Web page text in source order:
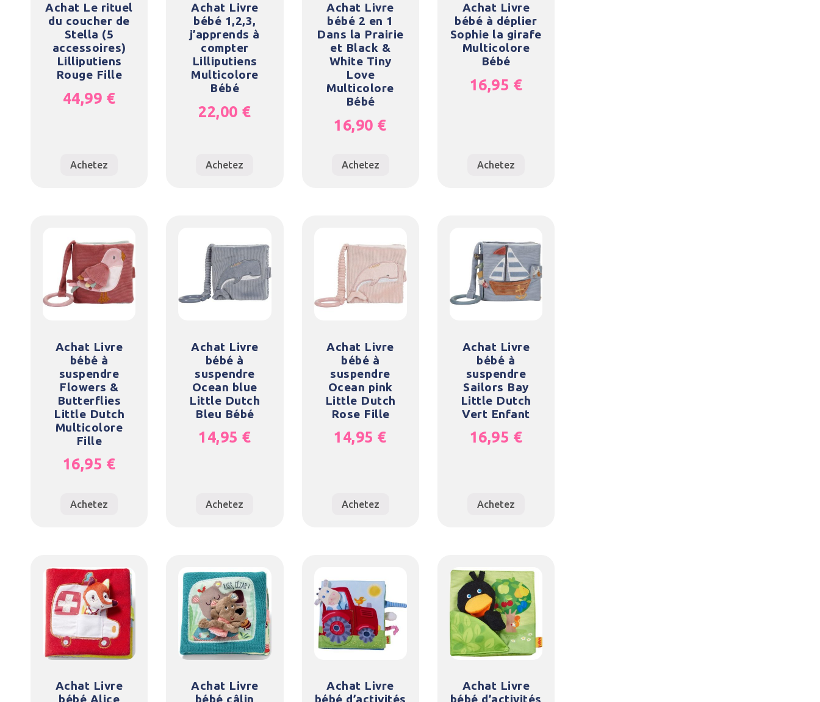
Achat Le rituel
du coucher de
Stella (5
accessoires)
Lilliputiens
Rouge Fille
44,99 €
Achetez
Achat Livre
bébé 1,2,3,
j’apprends à
compter
Lilliputiens
Multicolore
Bébé
22,00 €
Achetez
Achat Livre
bébé 2 en 1
Dans la Prairie
et Black &
White Tiny
Love
Multicolore
Bébé
16,90 €
Achetez
Achat Livre
bébé à déplier
Sophie la girafe
Multicolore
Bébé
16,95 €
Achetez
Achat Livre
bébé à
suspendre
Flowers &
Butterflies
Little Dutch
Multicolore
Fille
16,95 €
Achetez
Achat Livre
bébé à
suspendre
Ocean blue
Little Dutch
Bleu Bébé
14,95 €
Achetez
Achat Livre
bébé à
suspendre
Ocean pink
Little Dutch
Rose Fille
14,95 €
Achetez
Achat Livre
bébé à
suspendre
Sailors Bay
Little Dutch
Vert Enfant
16,95 €
Achetez
Achat Livre
bébé Alice
Achat Livre
bébé câlin
Achat Livre
bébé d’activités
Achat Livre
bébé d’activités